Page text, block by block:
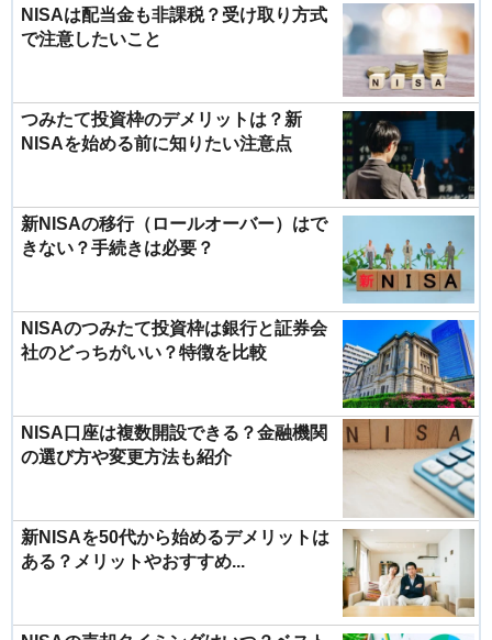
NISAは配当金も非課税？受け取り方式
で注意したいこと
つみたて投資枠のデメリットは？新
NISAを始める前に知りたい注意点
新NISAの移行（ロールオーバー）はで
きない？手続きは必要？
NISAのつみたて投資枠は銀行と証券会
社のどっちがいい？特徴を比較
NISA口座は複数開設できる？金融機関
の選び方や変更方法も紹介
新NISAを50代から始めるデメリットは
ある？メリットやおすすめ...